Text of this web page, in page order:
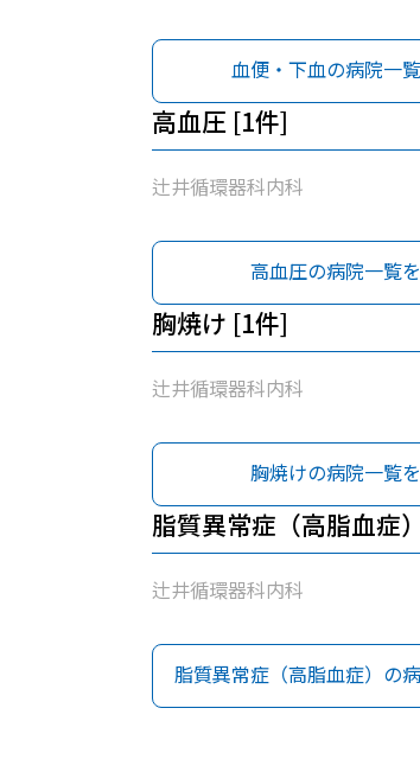
血便・下血の病院一
高血圧 [1件]
辻井循環器科内科
高血圧の病院一覧
胸焼け [1件]
辻井循環器科内科
胸焼けの病院一覧
脂質異常症（高脂血症
辻井循環器科内科
脂質異常症（高脂血症）の